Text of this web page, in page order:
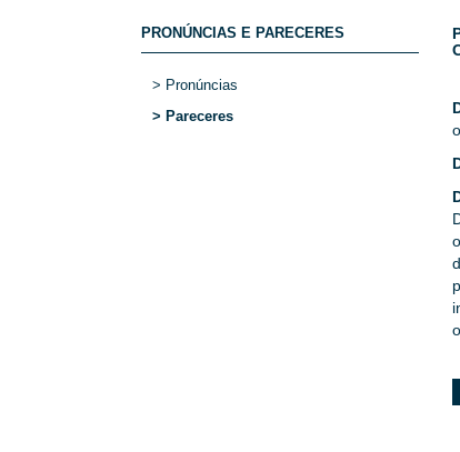
PRONÚNCIAS E PARECERES
> Pronúncias
> Pareceres